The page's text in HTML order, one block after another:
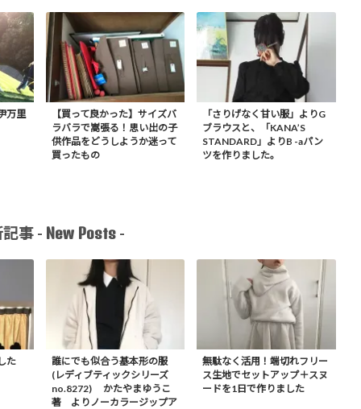
万里
【買って良かった】サイズバ
ラバラで嵩張る！思い出の子
供作品をどうしようか迷って
買ったもの
「さりげなく甘い服」よりG
ブラウスと、「KANA’S
STANDARD」よりB -aパン
ツを作りました。
事 - New Posts -
た
誰にでも似合う基本形の服
(レディブティックシリーズ
no.8272) かたやまゆうこ
著 よりノーカラージップア
無駄なく活用！端切れフリー
ス生地でセットアップ＋スヌ
ードを1日で作りました